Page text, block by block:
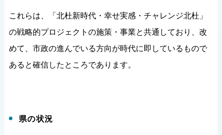
これらは、「北杜新時代・幸せ実感・チャレンジ北杜」
の戦略的プロジェクトの施策・事業と共通しており、改
めて、市政の進んでいる方向が時代に即しているもので
あると確信したところであります。
県の状況